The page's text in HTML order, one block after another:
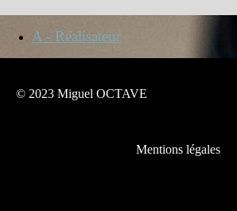
A - Réalisateur
© 2023 Miguel OCTAVE
Mentions légales